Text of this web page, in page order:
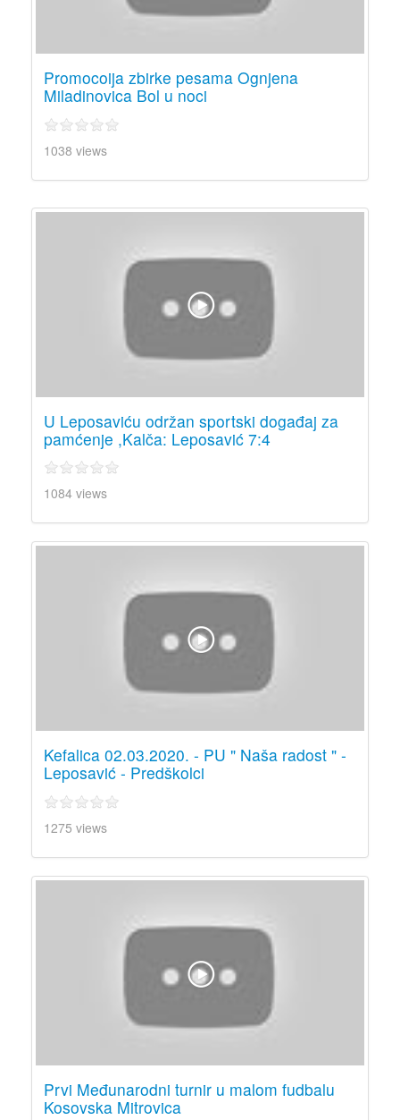
Promocoija zbirke pesama Ognjena
Miladinovica Bol u noci
1038 views
U Leposaviću održan sportski događaj za
pamćenje ,Kalča: Leposavić 7:4
1084 views
Kefalica 02.03.2020. - PU " Naša radost " -
Leposavić - Predškolci
1275 views
Prvi Međunarodni turnir u malom fudbalu
Kosovska Mitrovica